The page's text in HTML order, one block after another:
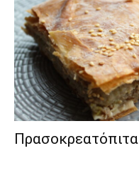
Πρασοκρεατόπιτα